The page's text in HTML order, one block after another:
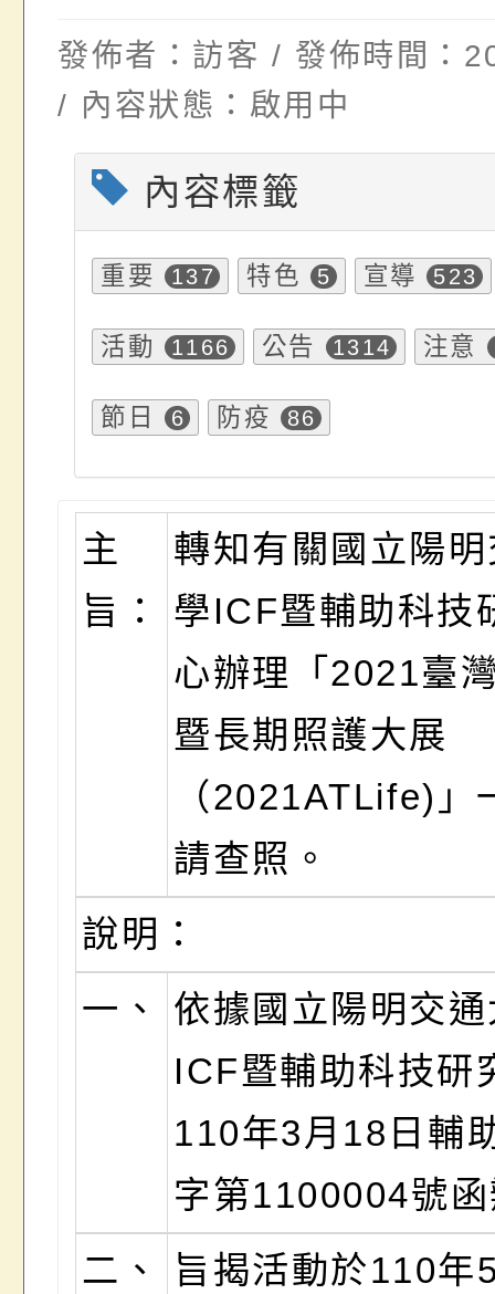
名參加，請查照
發佈者：訪客 / 發佈時間：
/ 內容狀態：啟用中
內容標籤
重要 137 特色 5 宣導 523
活動 1166 公告 1314 注意
節日 6 防疫 86
主
旨：
轉知有關國立陽
學ICF暨輔助科技
心辦理「2021臺
暨長期照護大展
（2021ATLife)」
請查照。
說明：
一、
依據國立陽明交
ICF暨輔助科技研
110年3月18日輔
字第1100004號
二、
旨揭活動於110年